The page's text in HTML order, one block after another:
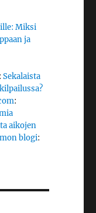
Miksi
ja
:Sekalaista
:
aikojen
blogi: